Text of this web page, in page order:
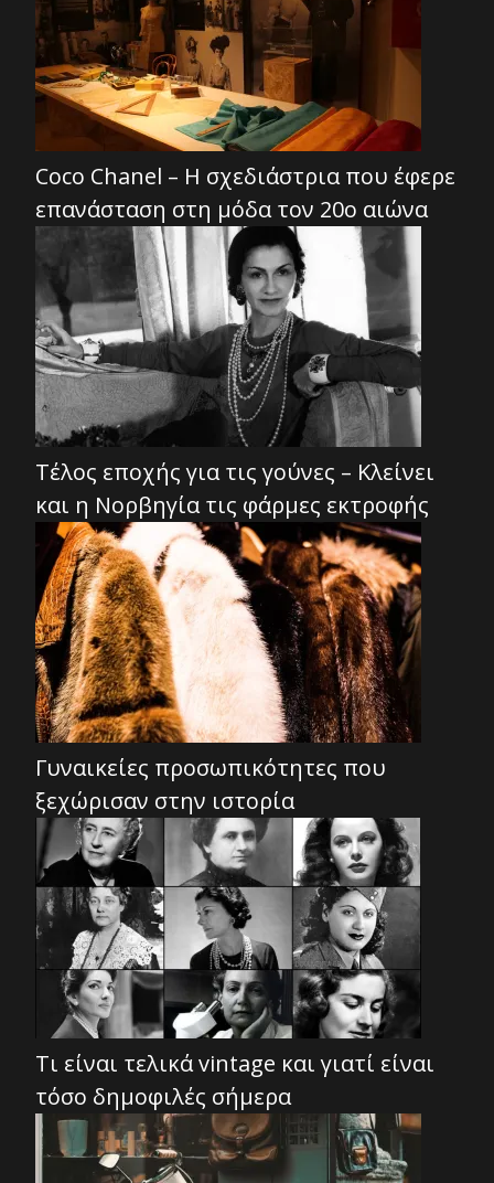
Coco Chanel – Η σχεδιάστρια που έφερε
επανάσταση στη μόδα τον 20ο αιώνα
Τέλος εποχής για τις γούνες – Κλείνει
και η Νορβηγία τις φάρμες εκτροφής
Γυναικείες προσωπικότητες που
ξεχώρισαν στην ιστορία
Τι είναι τελικά vintage και γιατί είναι
τόσο δημοφιλές σήμερα